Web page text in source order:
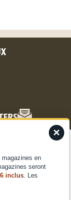
des technologies
informations des
permettra de
ou les ID
retirer son
×
en
seront
inclus. Les